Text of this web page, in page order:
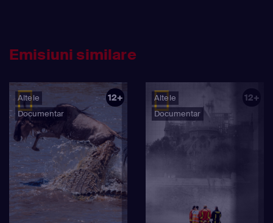
Emisiuni similare
Altele
Documentar
12+
Altele
Documentar
12+